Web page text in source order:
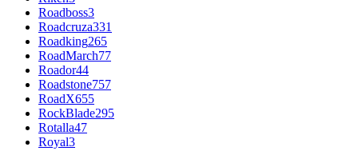
Roadboss3
Roadcruza331
Roadking265
RoadMarch77
Roador44
Roadstone757
RoadX655
RockBlade295
Rotalla47
Royal3